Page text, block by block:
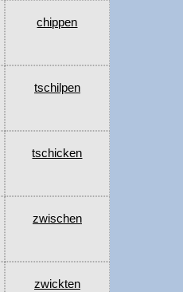
chippen
tschilpen
tschicken
zwischen
zwickten